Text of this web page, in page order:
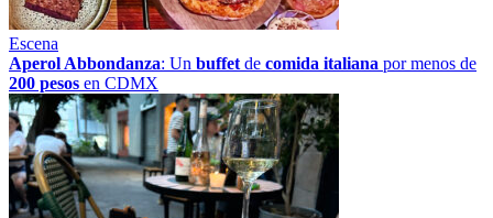
Escena
Aperol Abbondanza: Un buffet de comida italiana por menos de
200 pesos en CDMX